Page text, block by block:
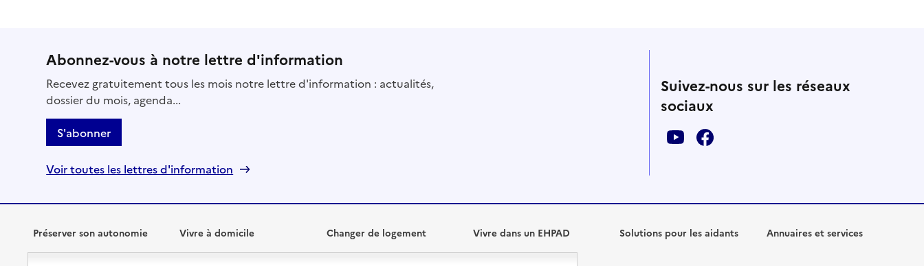
Abonnez-vous à notre lettre d'information
Recevez gratuitement tous les mois notre lettre d'information : actualités,
dossier du mois, agenda...
S'abonner
Voir toutes les lettres d'information
Suivez-nous sur les réseaux
sociaux
Préserver son autonomie Vivre à domicile Changer de logement Vivre dans un EHPAD Solutions pour les aidants Annuaires et services